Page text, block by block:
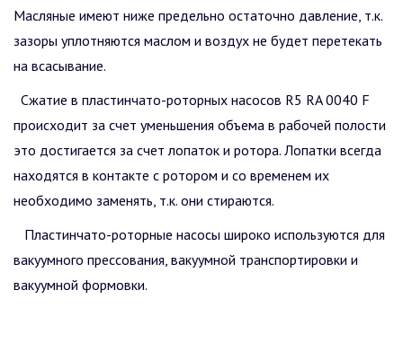
Масляные имеют ниже предельно остаточно давление, т.к.
зазоры уплотняются маслом и воздух не будет перетекать
на всасывание.
Сжатие в пластинчато-роторных насосов R5 RA 0040 F
происходит за счет уменьшения объема в рабочей полости
это достигается за счет лопаток и ротора. Лопатки всегда
находятся в контакте с ротором и со временем их
необходимо заменять, т.к. они стираются.
Пластинчато-роторные насосы широко используются для
вакуумного прессования, вакуумной транспортировки и
вакуумной формовки.